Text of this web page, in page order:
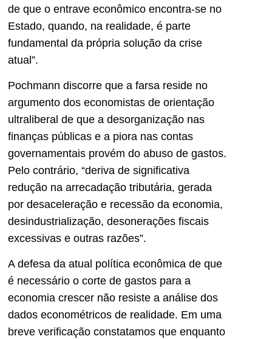
de que o entrave econômico encontra-se no
Estado, quando, na realidade, é parte
fundamental da própria solução da crise
atual”.
Pochmann discorre que a farsa reside no
argumento dos economistas de orientação
ultraliberal de que a desorganização nas
finanças públicas e a piora nas contas
governamentais provém do abuso de gastos.
Pelo contrário, “deriva de significativa
redução na arrecadação tributária, gerada
por desaceleração e recessão da economia,
desindustrialização, desonerações fiscais
excessivas e outras razões”.
A defesa da atual política econômica de que
é necessário o corte de gastos para a
economia crescer não resiste a análise dos
dados econométricos de realidade. Em uma
breve verificação constatamos que enquanto